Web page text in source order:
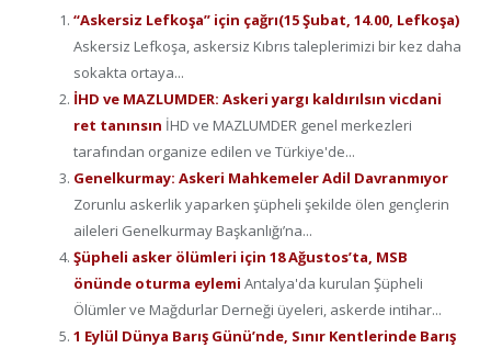
“Askersiz Lefkoşa” için çağrı(15 Şubat, 14.00, Lefkoşa)
Askersiz Lefkoşa, askersiz Kıbrıs taleplerimizi bir kez daha
sokakta ortaya...
İHD ve MAZLUMDER: Askeri yargı kaldırılsın vicdani
ret tanınsın İHD ve MAZLUMDER genel merkezleri
tarafından organize edilen ve Türkiye'de...
Genelkurmay: Askeri Mahkemeler Adil Davranmıyor
Zorunlu askerlik yaparken şüpheli şekilde ölen gençlerin
aileleri Genelkurmay Başkanlığı’na...
Şüpheli asker ölümleri için 18 Ağustos’ta, MSB
önünde oturma eylemi Antalya'da kurulan Şüpheli
Ölümler ve Mağdurlar Derneği üyeleri, askerde intihar...
1 Eylül Dünya Barış Günü’nde, Sınır Kentlerinde Barış